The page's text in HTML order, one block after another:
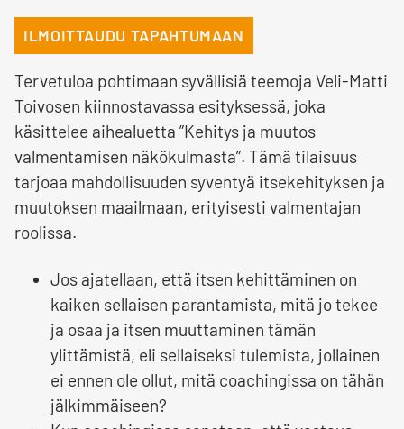
ILMOITTAUDU TAPAHTUMAAN
Tervetuloa pohtimaan syvällisiä teemoja Veli-Matti
Toivosen kiinnostavassa esityksessä, joka
käsittelee aihealuetta ”Kehitys ja muutos
valmentamisen näkökulmasta”. Tämä tilaisuus
tarjoaa mahdollisuuden syventyä itsekehityksen ja
muutoksen maailmaan, erityisesti valmentajan
roolissa.
Jos ajatellaan, että itsen kehittäminen on
kaiken sellaisen parantamista, mitä jo tekee
ja osaa ja itsen muuttaminen tämän
ylittämistä, eli sellaiseksi tulemista, jollainen
ei ennen ole ollut, mitä coachingissa on tähän
jälkimmäiseen?